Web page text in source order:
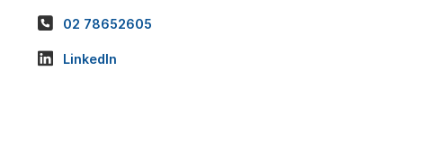
02 78652605
LinkedIn